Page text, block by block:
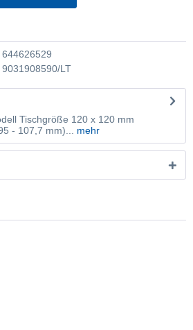
644626529
9031908590/LT
Tischgröße 120 x 120 mm
- 107,7 mm)...
mehr